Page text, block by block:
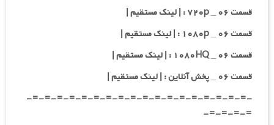
قسمت ۰۶ _ ۷۲۰p : | لینک مستقیم |
قسمت ۰۶ _ ۱۰۸۰p : | لینک مستقیم |
قسمت ۰۶ _ ۱۰۸۰HQ : | لینک مستقیم |
قسمت ۰۶ _ پخش آنلاین : | لینک مستقیم |
-=-=-=-=-=-=-=-=-=-=-=-=-=-=-=-=-=-=-
=-=-=-=-